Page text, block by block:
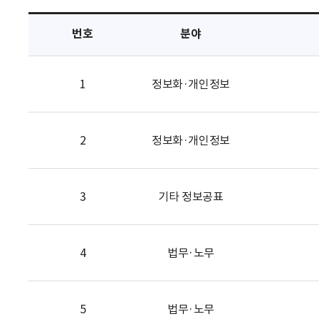
번호 분야
1 정보화·개인정보
2 정보화·개인정보
3 기타 정보공표
4 법무·노무
5 법무·노무